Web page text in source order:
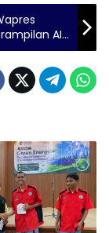
AI